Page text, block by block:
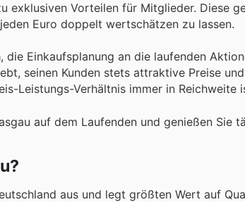
exklusiven Vorteilen für Mitglieder. Diese
Euro doppelt wertschätzen zu lassen.
Einkaufsplanung an die laufenden
seinen Kunden stets attraktive Preise
Leistungs-Verhältnis immer in Reichweite
auf dem Laufenden und genießen Sie
aus und legt größten Wert auf